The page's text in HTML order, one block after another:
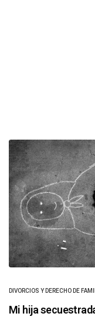
DIVORCIOS Y DERECHO DE
Mi hija